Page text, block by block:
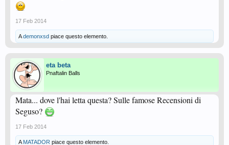
17 Feb 2014
Ademonxsd piace questo elemento.
eta beta
Pnaftalin Balls
Mata... dove l'hai letta questa? Sulle famose Recensioni di
Seguso?
17 Feb 2014
A MATADOR piace questo elemento.